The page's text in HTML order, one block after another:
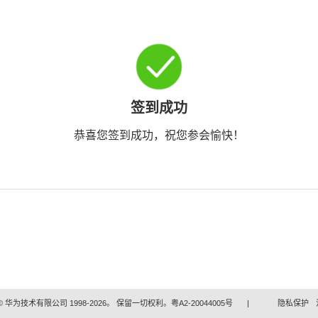
签到成功
恭喜您签到成功，祝您参会愉快！
华为技术有限公司 1998-2026。 保留一切权利。粤A2-20044005号 | 隐私保护